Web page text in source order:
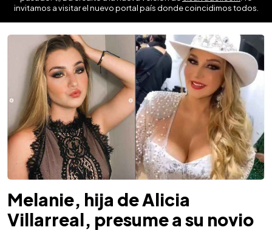
invitamos a visitar el nuevo portal país donde coincidimos todos.
Melanie, hija de Alicia
Villarreal, presume a su novio